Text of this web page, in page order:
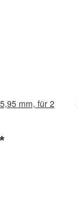
mm, für 2
*